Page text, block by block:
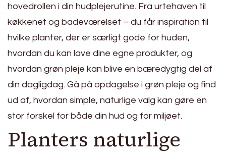
hovedrollen i din hudplejerutine. Fra urtehaven til
køkkenet og badeværelset – du får inspiration til
hvilke planter, der er særligt gode for huden,
hvordan du kan lave dine egne produkter, og
hvordan grøn pleje kan blive en bæredygtig del af
din dagligdag. Gå på opdagelse i grøn pleje og find
ud af, hvordan simple, naturlige valg kan gøre en
stor forskel for både din hud og for miljøet.
Planters naturlige